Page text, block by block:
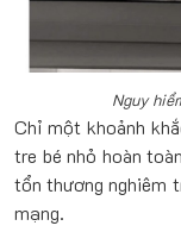
Nguy
Chỉ một khoảnh
tre bé nhỏ hoàn
tổn thương nghiêm
mạng.